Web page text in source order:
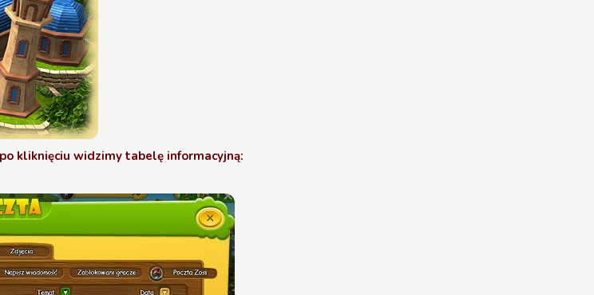
kliknięciu widzimy tabelę informacyjną: